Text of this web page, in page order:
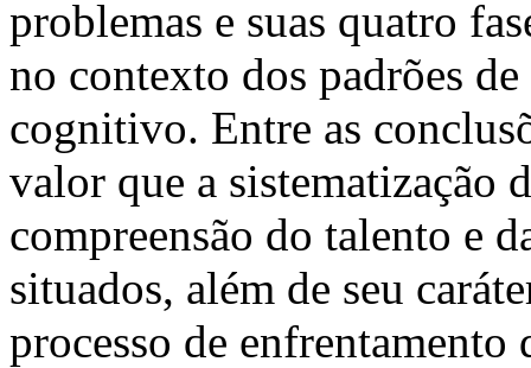
problemas e suas quatro
no contexto dos padrões
cognitivo. Entre as
valor que a sistematização
compreensão do talento e
situados, além de seu
processo de enfrentamento